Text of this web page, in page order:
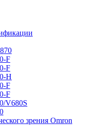
F
F
H
F
F
V680S
зрения Omron